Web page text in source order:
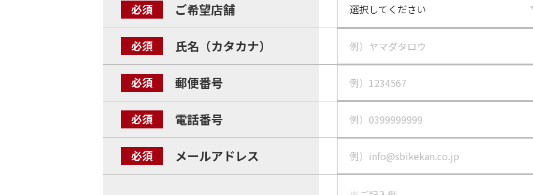
ご希望店舗
氏名（カタカナ）
郵便番号
電話番号
メールアドレス